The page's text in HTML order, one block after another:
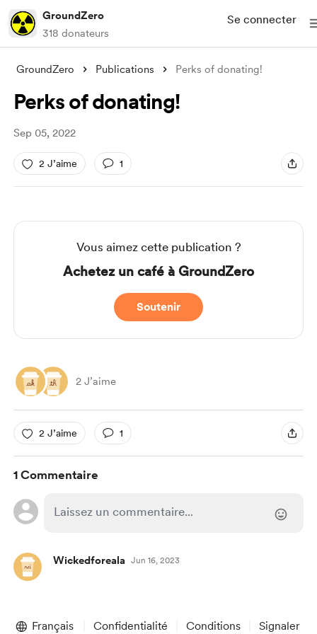
GroundZero
318 donateurs
Se connecter
GroundZero Publications Perks of donating!
Perks of donating!
Sep 05, 2022
2 J’aime 1
Vous aimez cette publication ?
Achetez un café à GroundZero
Soutenir
2 J’aime
2 J’aime 1
1 Commentaire
Wickedforeala Jun 16, 2023
Français Confidentialité Conditions Signaler